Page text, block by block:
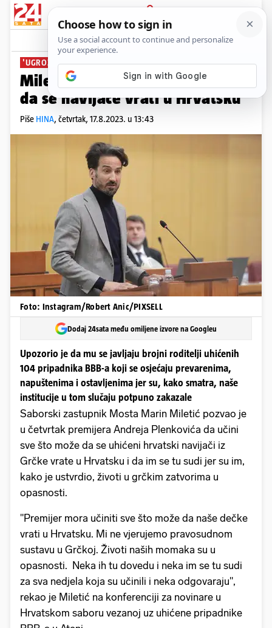
PRIJAVA
News Komentari
'UGROŽENI SU'
Miletić: Plenković mora pomoći
da se navijače vrati u Hrvatsku
Piše HINA, četvrtak, 17.8.2023. u 13:43
Foto: Instagram/Robert Anic/PIXSELL
Dodaj 24sata među omiljene izvore na Googleu
Upozorio je da mu se javljaju brojni roditelji uhićenih
104 pripadnika BBB-a koji se osjećaju prevarenima,
napuštenima i ostavljenima jer su, kako smatra, naše
institucije u tom slučaju potpuno zakazale
Saborski zastupnik Mosta Marin Miletić pozvao je
u četvrtak premijera Andreja Plenkovića da učini
sve što može da se uhićeni hrvatski navijači iz
Grčke vrate u Hrvatsku i da im se tu sudi jer su im,
kako je ustvrdio, životi u grčkim zatvorima u
opasnosti.
"Premijer mora učiniti sve što može da naše dečke
vrati u Hrvatsku. Mi ne vjerujemo pravosudnom
sustavu u Grčkoj. Životi naših momaka su u
opasnosti. Neka ih tu dovedu i neka im se tu sudi
za sva nedjela koja su učinili i neka odgovaraju",
rekao je Miletić na konferenciji za novinare u
Hrvatskom saboru vezanoj uz uhićene pripadnike